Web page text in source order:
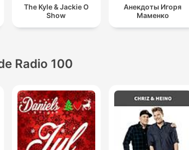
The Kyle & Jackie O
Show
Анекдоты Игоря
Маменко
Radio 100